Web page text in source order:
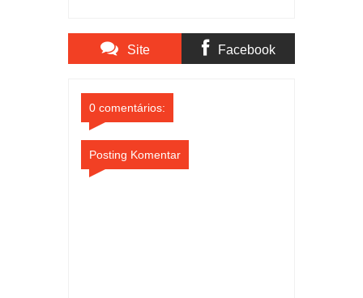
Site Facebook
0 comentários:
Posting Komentar